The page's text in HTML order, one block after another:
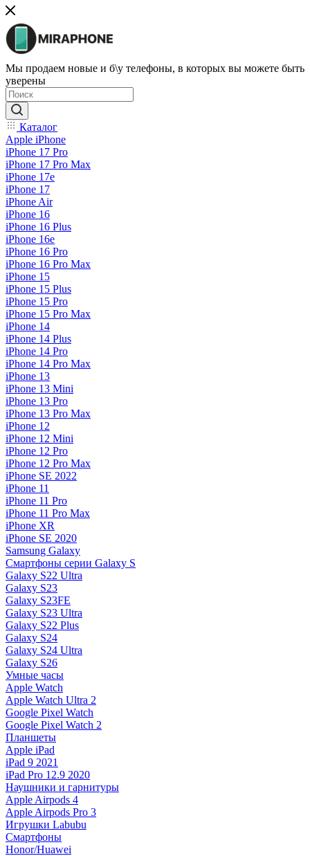
Мы продаем новые и б\у телефоны, в которых вы можете быть
уверены
Каталог
Apple iPhone
iPhone 17 Pro
iPhone 17 Pro Max
iPhone 17e
iPhone 17
iPhone Air
iPhone 16
iPhone 16 Plus
iPhone 16e
iPhone 16 Pro
iPhone 16 Pro Max
iPhone 15
iPhone 15 Plus
iPhone 15 Pro
iPhone 15 Pro Max
iPhone 14
iPhone 14 Plus
iPhone 14 Pro
iPhone 14 Pro Max
iPhone 13
iPhone 13 Mini
iPhone 13 Pro
iPhone 13 Pro Max
iPhone 12
iPhone 12 Mini
iPhone 12 Pro
iPhone 12 Pro Max
iPhone SE 2022
iPhone 11
iPhone 11 Pro
iPhone 11 Pro Max
iPhone XR
iPhone SE 2020
Samsung Galaxy
Смартфоны серии Galaxy S
Galaxy S22 Ultra
Galaxy S23
Galaxy S23FE
Galaxy S23 Ultra
Galaxy S22 Plus
Galaxy S24
Galaxy S24 Ultra
Galaxy S26
Умные часы
Apple Watch
Apple Watch Ultra 2
Google Pixel Watch
Google Pixel Watch 2
Планшеты
Apple iPad
iPad 9 2021
iPad Pro 12.9 2020
Наушники и гарнитуры
Apple Airpods 4
Apple Airpods Pro 3
Игрушки Labubu
Смартфоны
Honor/Huawei